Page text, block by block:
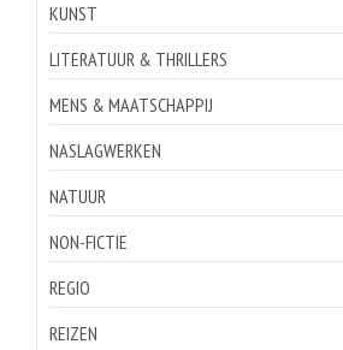
KUNST
LITERATUUR & THRILLERS
MENS & MAATSCHAPPIJ
NASLAGWERKEN
NATUUR
NON-FICTIE
REGIO
REIZEN